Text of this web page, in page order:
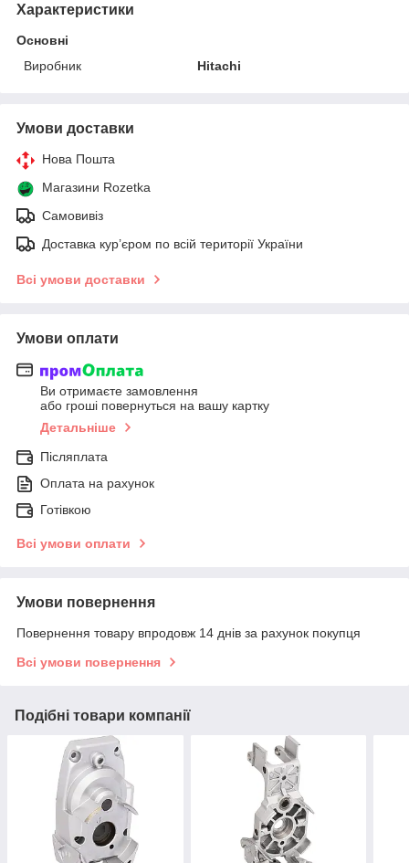
Характеристики
Основні
Виробник
Hitachi
Умови доставки
Нова Пошта
Магазини Rozetka
Самовивіз
Доставка кур’єром по всій території України
Всі умови доставки
Умови оплати
Ви отримаєте замовлення
або гроші повернуться на вашу картку
Детальніше
Післяплата
Оплата на рахунок
Готівкою
Всі умови оплати
Умови повернення
Повернення товару впродовж 14 днів за рахунок покупця
Всі умови повернення
Подібні товари компанії